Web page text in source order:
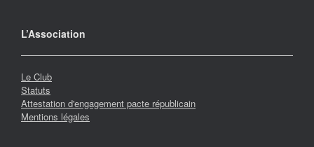
L’Association
Le Club
Statuts
Attestation d'engagement pacte républicain
Mentions légales